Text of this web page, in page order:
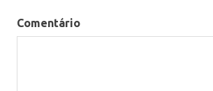
Comentário